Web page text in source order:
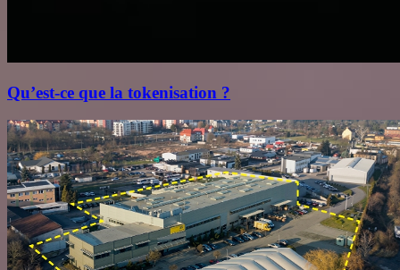
Qu’est‑ce que la tokenisation ?